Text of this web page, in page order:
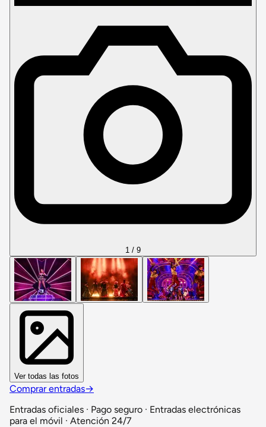
1 / 9
Ver todas las fotos
Comprar entradas→
Entradas oficiales · Pago seguro · Entradas electrónicas
para el móvil · Atención 24/7